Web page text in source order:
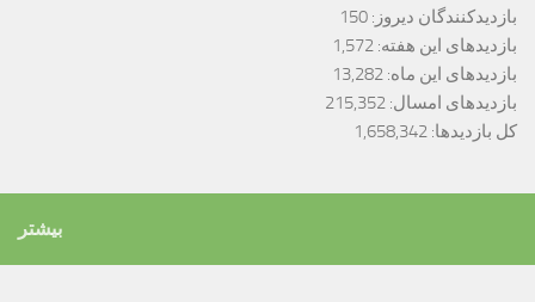
بازدیدکنندگان دیروز: 150
بازدیدهای این هفته: 1,572
بازدیدهای این ماه: 13,282
بازدیدهای امسال: 215,352
کل بازدیدها: 1,658,342
بیشتر